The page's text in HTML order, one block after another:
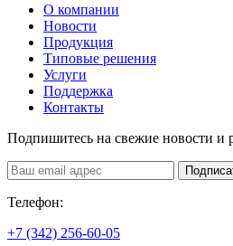
О компании
Новости
Продукция
Типовые решения
Услуги
Поддержка
Контакты
Подпишитесь на свежие новости и
Телефон:
+7 (342) 256-60-05